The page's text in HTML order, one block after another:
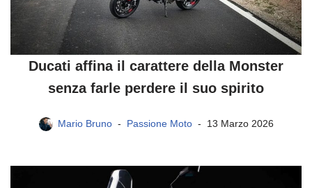
Ducati affina il carattere della Monster
senza farle perdere il suo spirito
Mario Bruno Passione Moto 13 Marzo 2026